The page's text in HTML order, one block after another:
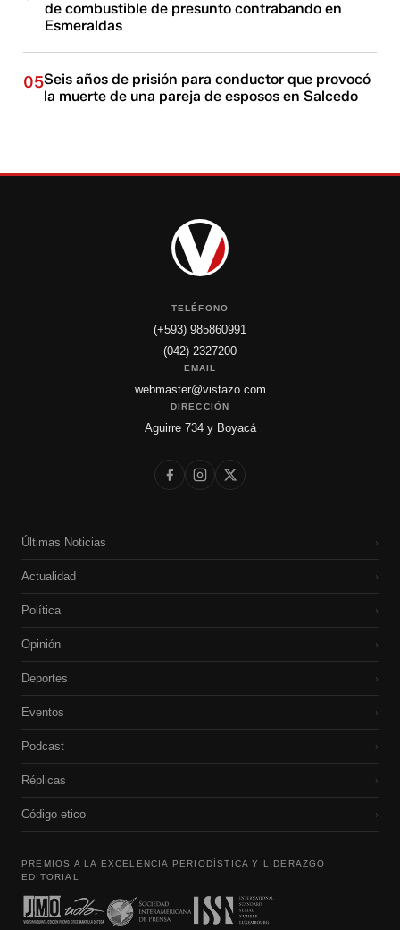
de combustible de presunto contrabando en
Esmeraldas
05Seis años de prisión para conductor que provocó
la muerte de una pareja de esposos en Salcedo
TELÉFONO
(+593) 985860991
(042) 2327200
EMAIL
webmaster@vistazo.com
DIRECCIÓN
Aguirre 734 y Boyacá
Últimas Noticias ›
Actualidad ›
Política ›
Opinión ›
Deportes ›
Eventos ›
Podcast ›
Réplicas ›
Código etico ›
PREMIOS A LA EXCELENCIA PERIODÍSTICA Y LIDERAZGO
EDITORIAL